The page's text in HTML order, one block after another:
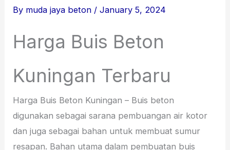
By muda jaya beton /January 5, 2024
Harga Buis Beton
Kuningan Terbaru
Harga Buis Beton Kuningan – Buis beton
digunakan sebagai sarana pembuangan air kotor
dan juga sebagai bahan untuk membuat sumur
resapan. Bahan utama dalam pembuatan buis